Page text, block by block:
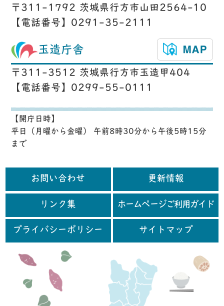
〒311-1792 茨城県行方市山田2564-10
【電話番号】0291-35-2111
玉造庁舎
〒311-3512 茨城県行方市玉造甲404
【電話番号】0299-55-0111
【開庁日時】
平日（月曜から金曜） 午前8時30分から午後5時15分
まで
お問い合わせ 更新情報
リンク集 ホームページご利用ガイド
プライバシーポリシー サイトマップ